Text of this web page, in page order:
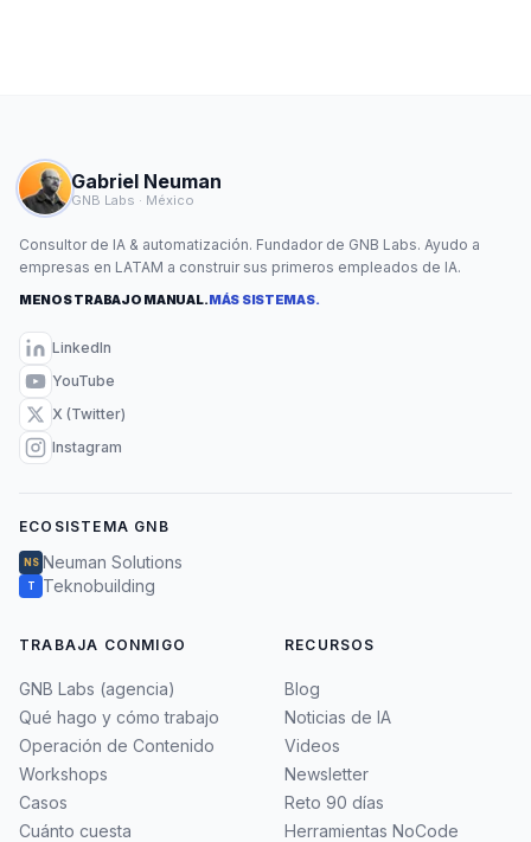
Gabriel Neuman
GNB Labs · México
Consultor de IA & automatización. Fundador de GNB Labs. Ayudo a
empresas en LATAM a construir sus primeros empleados de IA.
MENOS TRABAJO MANUAL.MÁS SISTEMAS.
LinkedIn
YouTube
X (Twitter)
Instagram
ECOSISTEMA GNB
NS Neuman Solutions
T Teknobuilding
TRABAJA CONMIGO
GNB Labs (agencia)
Qué hago y cómo trabajo
Operación de Contenido
Workshops
Casos
Cuánto cuesta
RECURSOS
Blog
Noticias de IA
Videos
Newsletter
Reto 90 días
Herramientas NoCode